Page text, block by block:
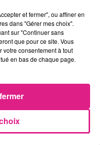
le prix exact du
avez jusqu'à
:)
impérativement en
le
14h)
et fermer", ou affiner en
dans "Gérer mes choix".
sur "Continuer sans
que pour ce site. Vous
votre consentement à tout
en bas de chaque page.